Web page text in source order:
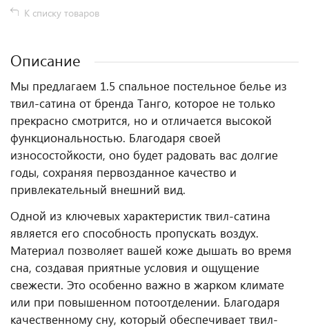
К списку товаров
Описание
Мы предлагаем 1.5 спальное постельное белье из
твил-сатина от бренда Танго, которое не только
прекрасно смотрится, но и отличается высокой
функциональностью. Благодаря своей
износостойкости, оно будет радовать вас долгие
годы, сохраняя первозданное качество и
привлекательный внешний вид.
Одной из ключевых характеристик твил-сатина
является его способность пропускать воздух.
Материал позволяет вашей коже дышать во время
сна, создавая приятные условия и ощущение
свежести. Это особенно важно в жарком климате
или при повышенном потоотделении. Благодаря
качественному сну, который обеспечивает твил-